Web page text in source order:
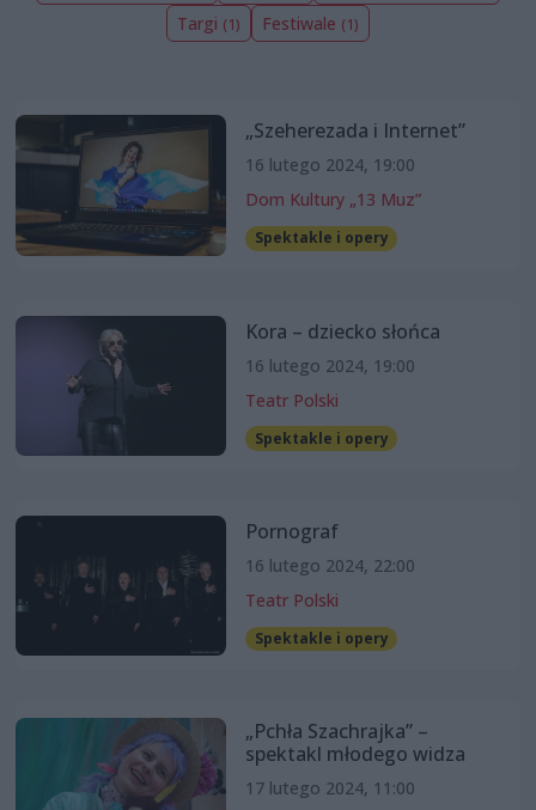
Targi (1) Festiwale (1)
„Szeherezada i Internet”
16 lutego 2024, 19:00
Dom Kultury „13 Muz”
Spektakle i opery
Kora – dziecko słońca
16 lutego 2024, 19:00
Teatr Polski
Spektakle i opery
Pornograf
16 lutego 2024, 22:00
Teatr Polski
Spektakle i opery
„Pchła Szachrajka” –
spektakl młodego widza
17 lutego 2024, 11:00